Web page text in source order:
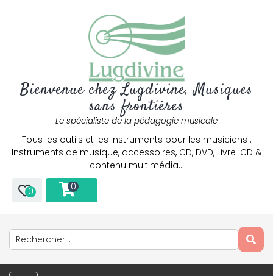
Bienvenue chez Lugdivine, Musiques
sans frontières
Le spécialiste de la pédagogie musicale
Tous les outils et les instruments pour les musiciens :
Instruments de musique, accessoires, CD, DVD, Livre-CD &
contenu multimédia…
0 0